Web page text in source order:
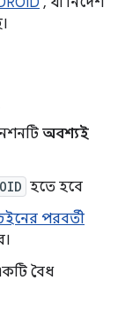
অবশ্যই
হতে হবে
পরবর্তী
বৈধ